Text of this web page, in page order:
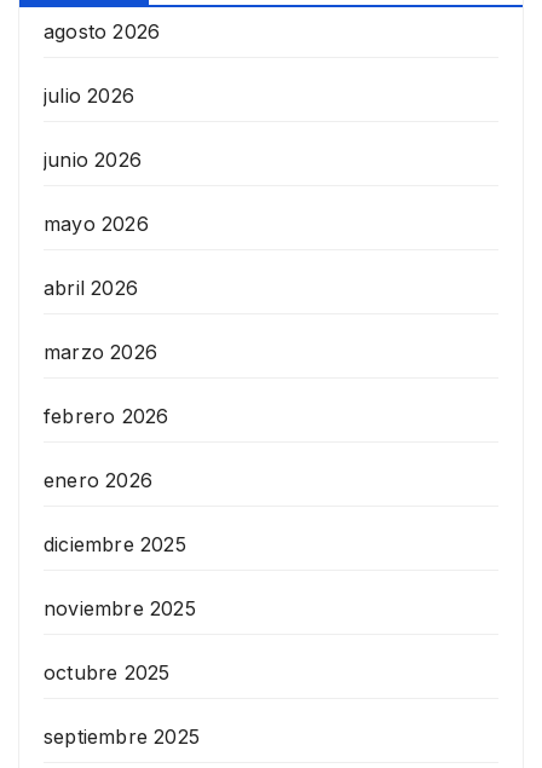
agosto 2026
julio 2026
junio 2026
mayo 2026
abril 2026
marzo 2026
febrero 2026
enero 2026
diciembre 2025
noviembre 2025
octubre 2025
septiembre 2025